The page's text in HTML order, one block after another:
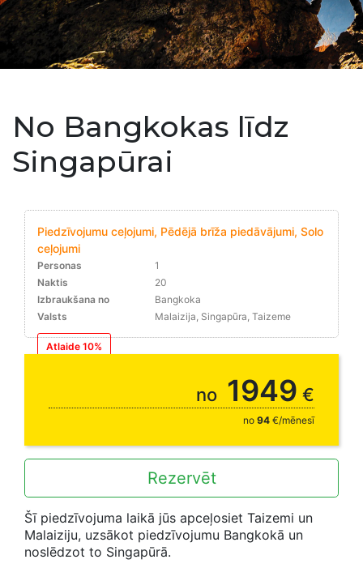
No Bangkokas līdz
Singapūrai
Piedzīvojumu ceļojumi, Pēdējā brīža piedāvājumi, Solo
ceļojumi
Personas
1
Naktis
20
Izbraukšana no
Bangkoka
Valsts
Malaizija, Singapūra, Taizeme
Atlaide 10%
no 1949 €
no 94 €/mēnesī
Rezervēt
Šī piedzīvojuma laikā jūs apceļosiet Taizemi un
Malaiziju, uzsākot piedzīvojumu Bangkokā un
noslēdzot to Singapūrā.